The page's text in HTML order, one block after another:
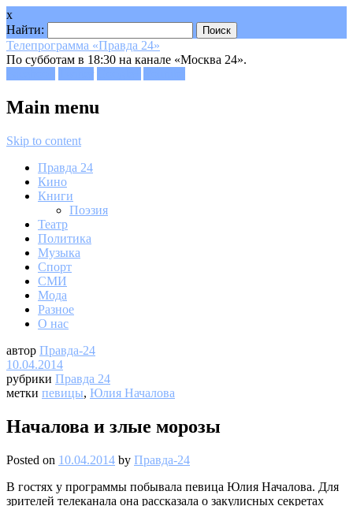
x
Найти:
Телепрограмма «Правда 24»
По субботам в 18:30 на канале «Москва 24».
Main menu
Skip to content
Правда 24
Кино
Книги
Поэзия
Театр
Политика
Музыка
Спорт
СМИ
Мода
Разное
О нас
автор Правда-24
10.04.2014
рубрики Правда 24
метки певицы, Юлия Началова
Началова и злые морозы
Posted on 10.04.2014 by Правда-24
В гостях у программы побывала певица Юлия Началова. Для
зрителей телеканала она рассказала о закулисных секретах